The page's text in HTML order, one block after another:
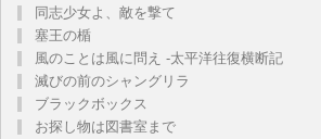
同志少女よ、敵を撃て
塞王の楯
風のことは風に問え -太平洋往復横断記
滅びの前のシャングリラ
ブラックボックス
お探し物は図書室まで